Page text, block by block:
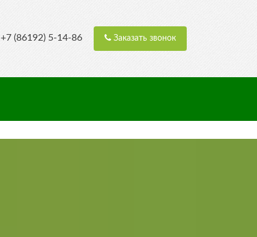
+7 (86192) 5-14-86 Заказать звонок